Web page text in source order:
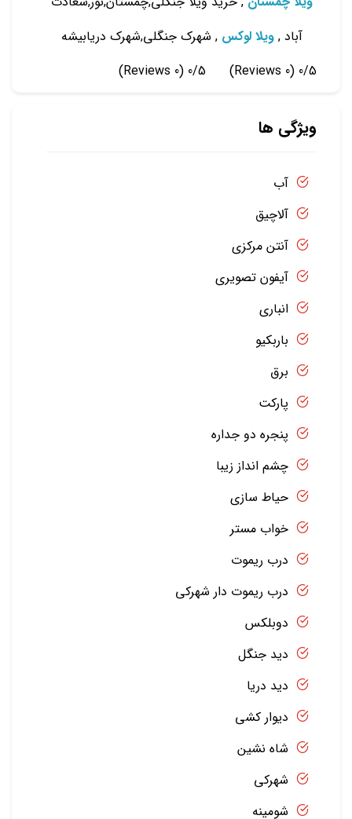
آباد , ویلا لوکس , شهرک جنگلی,شهرک دریابیشه
0/5
(0 Reviews)
0/5
(0 Reviews)
ویژگی ها
آب
آلاچیق
آنتن مرکزی
آیفون تصویری
انباری
باربکیو
برق
پارکت
پنجره دو جداره
چشم انداز زیبا
حیاط سازی
خواب مستر
درب ریموت
درب ریموت دار شهرکی
دوبلکس
دید جنگل
دید دریا
دیوار کشی
شاه نشین
شهرکی
شومینه